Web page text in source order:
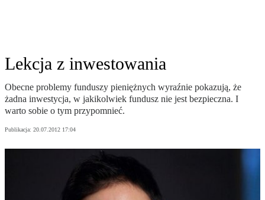
Lekcja z inwestowania
Obecne problemy funduszy pieniężnych wyraźnie pokazują, że
żadna inwestycja, w jakikolwiek fundusz nie jest bezpieczna. I
warto sobie o tym przypomnieć.
Publikacja: 20.07.2012 17:04